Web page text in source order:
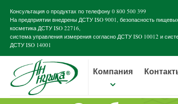
Консультация о продуктах по телефону 0 800 500 399
На предприятии внедрены ДСТУ ISO 9001, безопасность
косметика ДСТУ ISO 22716,
система управления измерения согласно ДСТУ ISO 10012 и
ДСТУ ISO 14001
Компания